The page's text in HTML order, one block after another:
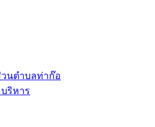
นตำบลท่าก๊อ
ริหาร